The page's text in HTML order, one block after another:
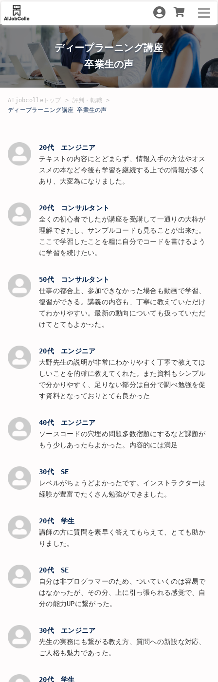
ディープラーニング講座
卒業生の声
AIjobcolleトップ
評判・転職
ディープラーニング講座 卒業生の声
20代 エンジニア
テキストの内容にとどまらず、情報入手の方法やオス
スメの本など今後も学習を継続する上での情報が多く
あり、大変為になりました。
20代 コンサルタント
全くの初心者でしたが講座を受講して一通りの大枠が
理解できたし、サンプルコードも見ることが出来た。
ここで学習したことを糧に自分でコードを書けるよう
に学習を続けたい。
50代 コンサルタント
仕事の都合上、参加できなかった場合も動画で学習、
復習ができる。講義の内容も、丁寧に教えていただけ
てわかりやすい。最新の動向についても扱っていただ
けてとてもよかった。
20代 エンジニア
大野先生の説明が非常にわかりやすく丁寧で教えてほ
しいことを的確に教えてくれた。また資料もシンプル
で分かりやすく、足りない部分は自分で調べ勉強を促
す資料となっておりとても良かった
40代 エンジニア
ソースコードの穴埋め問題多数宿題にするなど課題が
もう少しあったらよかった。内容的には満足
30代 SE
レベルがちょうどよかったです。インストラクターは
経験が豊富でたくさん勉強ができました。
20代 学生
講師の方に質問を素早く答えてもらえて、とても助か
りました。
20代 SE
自分は非プログラマーのため、ついていくのは容易で
はなかったが、その分、上に引っ張られる感覚で、自
分の能力UPに繋がった。
30代 エンジニア
先生の実務にも繋がる教え方、質問への新設な対応、
ご人格も魅力であった。
20代 学生